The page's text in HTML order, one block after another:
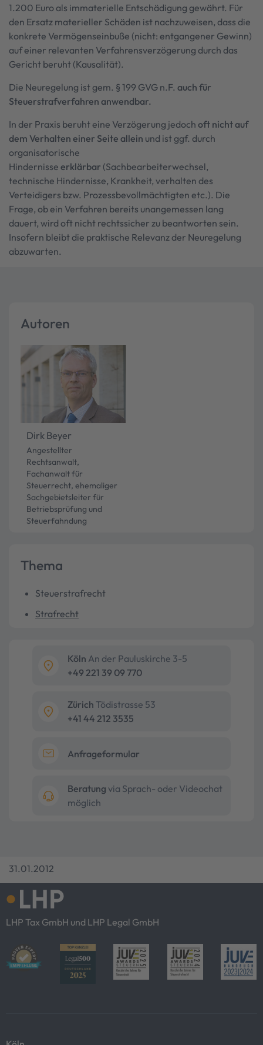
1.200 Euro als immaterielle Entschädigung gewährt. Für
den Ersatz materieller Schäden ist nachzuweisen, dass die
konkrete Vermögenseinbuße (nicht: entgangener Gewinn)
auf einer relevanten Verfahrensverzögerung durch das
Gericht beruht (Kausalität).
Die Neuregelung ist gem. § 199 GVG n.F. auch für
Steuerstrafverfahren anwendbar.
In der Praxis beruht eine Verzögerung jedoch oft nicht auf
dem Verhalten einer Seite allein und ist ggf. durch
organisatorische
Hindernisse erklärbar (Sachbearbeiterwechsel,
technische Hindernisse, Krankheit, verhalten des
Verteidigers bzw. Prozessbevollmächtigten etc.). Die
Frage, ob ein Verfahren bereits unangemessen lang
dauert, wird oft nicht rechtssicher zu beantworten sein.
Insofern bleibt die praktische Relevanz der Neuregelung
abzuwarten.
Autoren
Dirk Beyer
Angestellter
Rechtsanwalt,
Fachanwalt für
Steuerrecht, ehemaliger
Sachgebietsleiter für
Betriebsprüfung und
Steuerfahndung
Thema
Steuerstrafrecht
Strafrecht
Köln An der Pauluskirche 3-5
+49 221 39 09 770
Zürich Tödistrasse 53
+41 44 212 3535
Anfrageformular
Beratung via Sprach- oder Videochat
möglich
31.01.2012
LHP Tax GmbH und LHP Legal GmbH